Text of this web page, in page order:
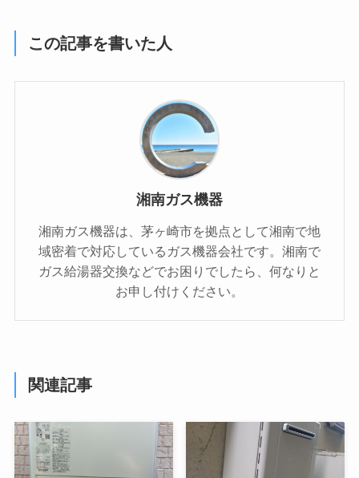
この記事を書いた人
湘南ガス機器
湘南ガス機器は、茅ヶ崎市を拠点として湘南で地
域密着で対応しているガス機器会社です。湘南で
ガス給湯器交換などでお困りでしたら、何なりと
お申し付けください。
関連記事